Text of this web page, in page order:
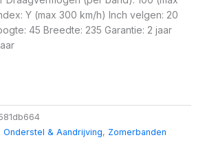
Y (max 300 km/h) Inch velgen: 20
45 Breedte: 235 Garantie: 2 jaar
Onderstel & Aandrijving, Zomerbanden